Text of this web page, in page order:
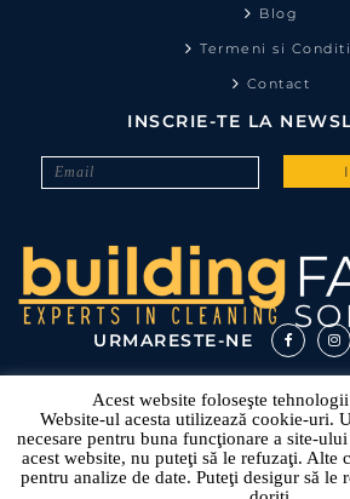
Blog
Termeni si
Contact
INSCRIE-TE LA
URMARESTE-NE
Acest website foloseşte
Website-ul acesta utilizează cookie-uri.
necesare pentru buna funcţionare a site-
acest website, nu puteţi să le refuzaţi. Alte
pentru analize de date. Puteţi desigur să le